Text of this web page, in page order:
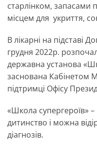
старлінком, запасами
місцем для укриття,
В лікарні на підставі
грудня 2022р.
державна установа
заснована Кабінетом
підтримці Офісу
«Школа супергероїв»
дитинство і можна
діагнозів.